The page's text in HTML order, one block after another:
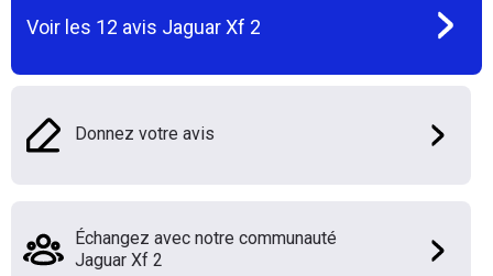
Voir les 12 avis Jaguar Xf 2
Donnez votre avis
Échangez avec notre communauté
Jaguar Xf 2